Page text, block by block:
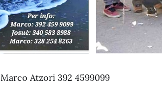
Marco Atzori 392 4599099